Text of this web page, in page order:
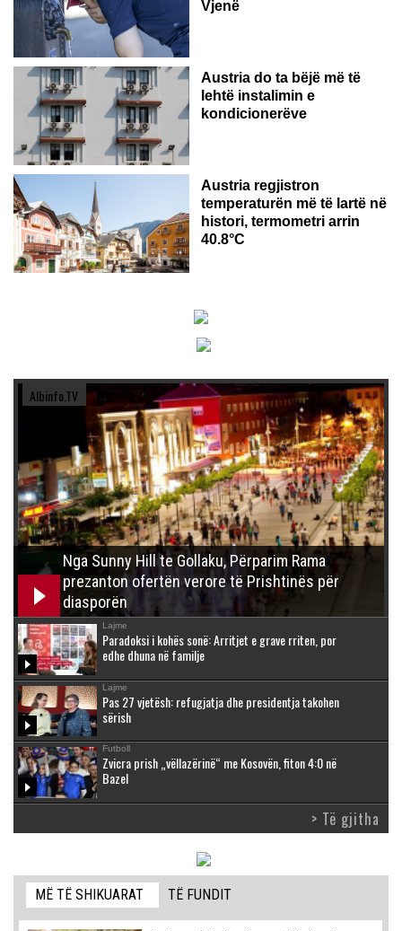
Vjenë
Austria do ta bëjë më të
lehtë instalimin e
kondicionerëve
Austria regjistron
temperaturën më të lartë në
histori, termometri arrin
40.8°C
Albinfo.TV
Nga Sunny Hill te Gollaku, Përparim Rama
prezanton ofertën verore të Prishtinës për
diasporën
Lajme
Paradoksi i kohës sonë: Arritjet e grave rriten, por
edhe dhuna në familje
Lajme
Pas 27 vjetësh: refugjatja dhe presidentja takohen
sërish
Futboll
Zvicra prish „vëllazërinë“ me Kosovën, fiton 4:0 në
Bazel
> Të gjitha
MË TË SHIKUARAT TË FUNDIT